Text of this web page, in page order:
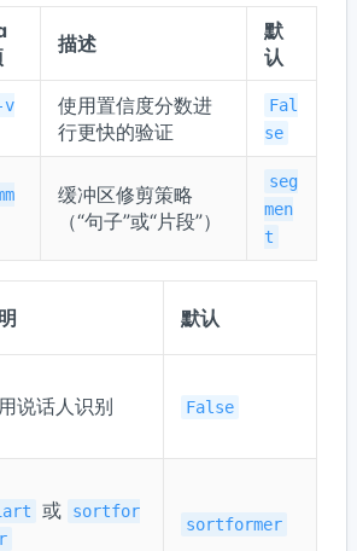
描述
默
认
v
使用置信度分数进
行更快的验证
Fal
se
缓冲区修剪策略
（“句子”或“片段”）
seg
men
t
默认
说话人识别 False
或
sortfor
sortformer